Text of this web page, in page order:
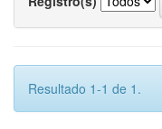
Resultado 1-1 de 1.